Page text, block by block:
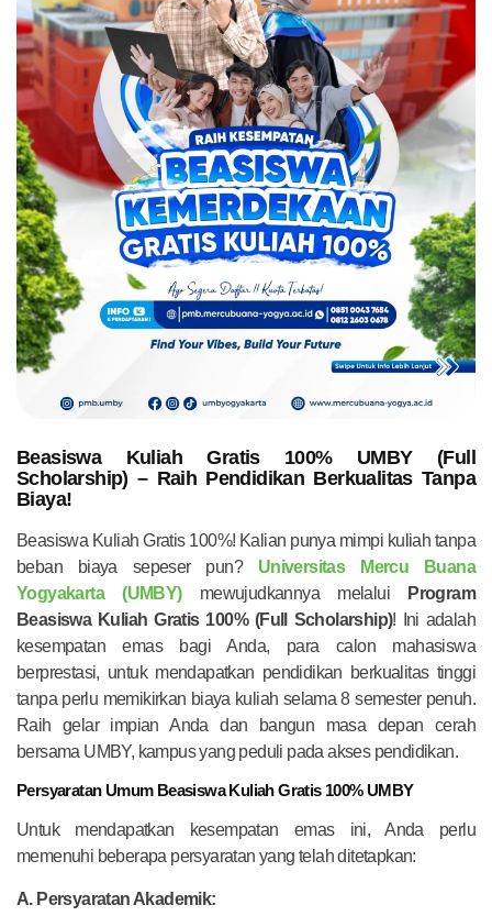
Beasiswa Kuliah Gratis 100% UMBY (Full
Scholarship) – Raih Pendidikan Berkualitas Tanpa
Biaya!
Beasiswa Kuliah Gratis 100%! Kalian punya mimpi kuliah tanpa
beban biaya sepeser pun? Universitas Mercu Buana
Yogyakarta (UMBY)mewujudkannya melalui
Program
Beasiswa Kuliah Gratis 100% (Full Scholarship)! Ini adalah
kesempatan emas bagi Anda, para calon mahasiswa
berprestasi, untuk mendapatkan pendidikan berkualitas tinggi
tanpa perlu memikirkan biaya kuliah selama 8 semester penuh.
Raih gelar impian Anda dan bangun masa depan cerah
bersama UMBY, kampus yang peduli pada akses pendidikan.
Persyaratan Umum Beasiswa Kuliah Gratis 100% UMBY
Untuk mendapatkan kesempatan emas ini, Anda perlu
memenuhi beberapa persyaratan yang telah ditetapkan:
A. Persyaratan Akademik: